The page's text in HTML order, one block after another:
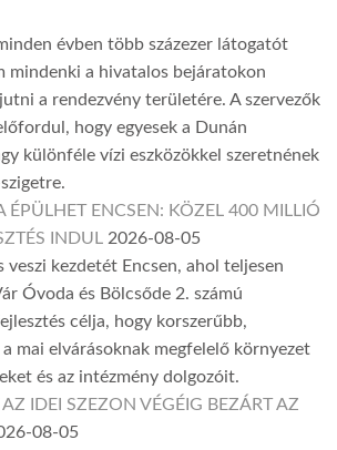
évben több százezer látogatót
mindenki a hivatalos bejáratokon
a rendezvény területére. A szervezők
hogy egyesek a Dunán
különféle vízi eszközökkel szeretnének
ÉPÜLHET ENCSEN: KÖZEL 400 MILLIÓ
INDUL 2026-08-05
veszi kezdetét Encsen, ahol teljesen
Óvoda és Bölcsőde 2. számú
célja, hogy korszerűbb,
a mai elvárásoknak megfelelő környezet
és az intézmény dolgozóit.
AZ IDEI SZEZON VÉGÉIG BEZÁRT AZ
08-05